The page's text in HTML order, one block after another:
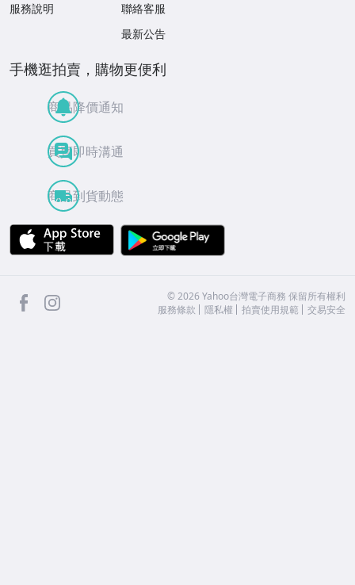
服務說明
聯絡客服
最新公告
手機逛拍賣，購物更便利
商品降價通知
買賣即時溝通
商品到貨動態
APP Store
facebook ©2026 Yahoo台灣電子商務 保留所有權利
服務條款
隱私權 拍賣使用規範 交易安全